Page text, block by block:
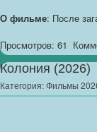
О фильме: После
Просмотров: 61
Колония (2026)
Категория:Фильмы